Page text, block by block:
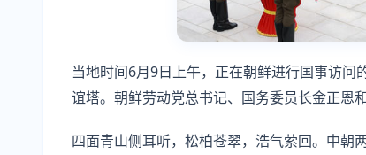
当地时间6月9日上午，正在朝鲜进行国事访
谊塔。朝鲜劳动党总书记、国务委员长金正恩
四面青山侧耳听，松柏苍翠，浩气萦回。中朝